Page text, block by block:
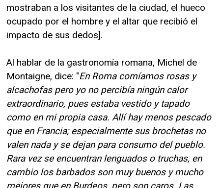
mostraban a los visitantes de la ciudad, el hueco
ocupado por el hombre y el altar que recibió el
impacto de sus dedos].
Al hablar de la gastronomía romana, Michel de
Montaigne, dice: "En Roma comíamos rosas y
alcachofas pero yo no percibía ningún calor
extraordinario, pues estaba vestido y tapado
como en mi propia casa. Allí hay menos pescado
que en Francia; especialmente sus brochetas no
valen nada y se dejan para consumo del pueblo.
Rara vez se encuentran lenguados o truchas, en
cambio los barbados son muy buenos y mucho